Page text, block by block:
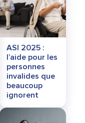
ASI 2025 :
l’aide pour les
personnes
invalides que
beaucoup
ignorent